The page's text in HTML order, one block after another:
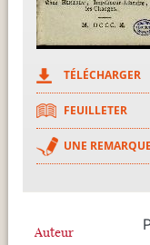
TÉLÉCHARGER
FEUILLETER
UNE REMARQUE
Auteur